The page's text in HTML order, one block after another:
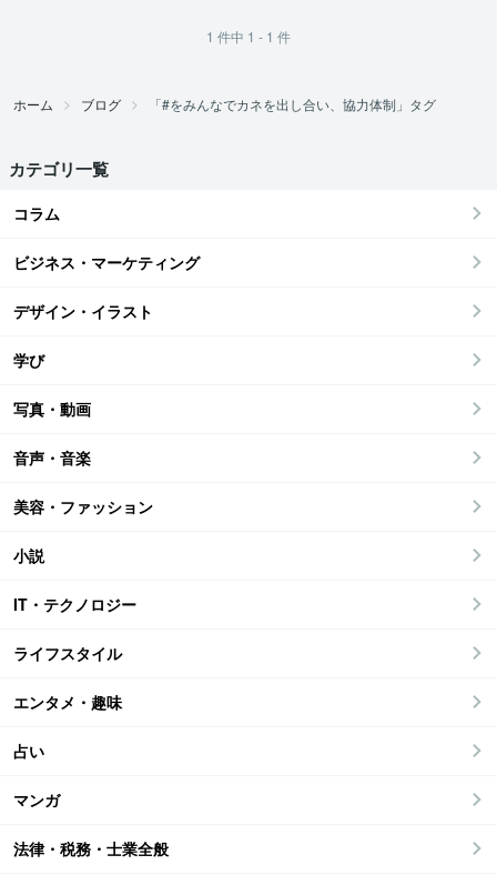
1 件中 1 - 1 件
ホーム ブログ 「#をみんなでカネを出し合い、協力体制」タグ
カテゴリ一覧
コラム
ビジネス・マーケティング
デザイン・イラスト
学び
写真・動画
音声・音楽
美容・ファッション
小説
IT・テクノロジー
ライフスタイル
エンタメ・趣味
占い
マンガ
法律・税務・士業全般